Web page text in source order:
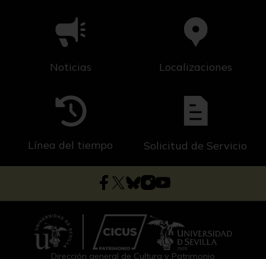
Noticias Localizaciones
Línea del tiempo Solicitud de Servicio
Dirección general de Cultura y Patrimonio